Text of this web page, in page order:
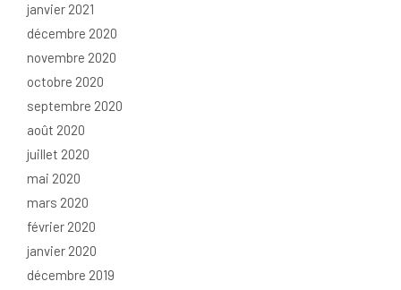
janvier 2021
décembre 2020
novembre 2020
octobre 2020
septembre 2020
août 2020
juillet 2020
mai 2020
mars 2020
février 2020
janvier 2020
décembre 2019